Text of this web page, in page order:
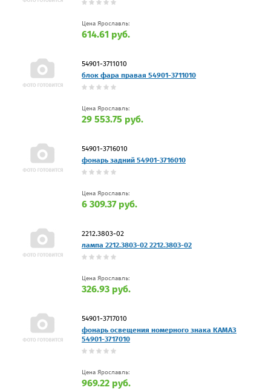
Цена Ярославль:
614.61 руб.
54901-3711010
блок фара правая 54901-3711010
Цена Ярославль:
29 553.75 руб.
54901-3716010
фонарь задний 54901-3716010
Цена Ярославль:
6 309.37 руб.
2212.3803-02
лампа 2212.3803-02 2212.3803-02
Цена Ярославль:
326.93 руб.
54901-3717010
фонарь освещения номерного знака КАМАЗ
54901-3717010
Цена Ярославль:
969.22 руб.